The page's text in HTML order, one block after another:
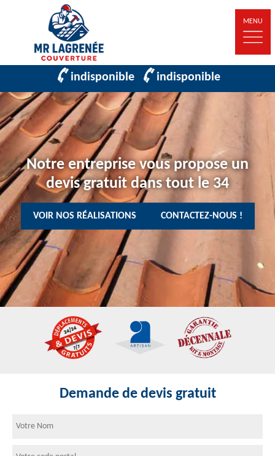
MENU
indisponible indisponible
Notre entreprise vous propose un
devis gratuit dans tout le 34
VOIR NOS RÉALISATIONS CONTACTEZ-NOUS !
Demande de devis gratuit